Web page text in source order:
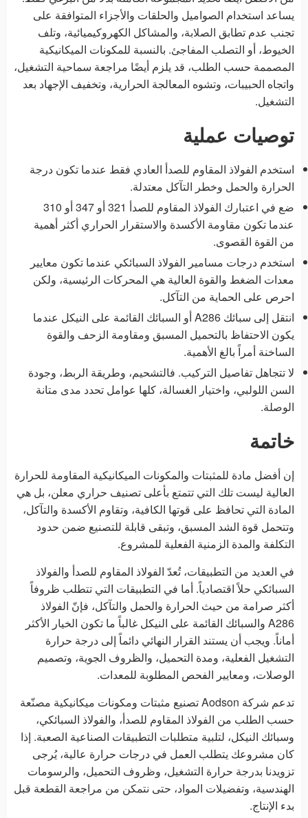
يساعد استخدام الصواميل والحلقات والأجزاء المتوافقة على
تجنب عدم تطابق الصلابة، والمشاكل الكهروكيميائية، وتلف
الخيوط، أو التصلب المفاجئ. بالنسبة للمكونات الميكانيكية
المصممة حسب الطلب، قد يلزم أيضًا مراجعة سماحية التشغيل،
واتجاه الحبيبات، وتشوه المعالجة الحرارية، وتخفيف الإجهاد بعد
التشغيل.
توصيات عملية
استخدم الفولاذ المقاوم للصدأ العادي فقط عندما تكون درجة
الحرارة والحمل وخطر التآكل معتدلة.
ضع في اعتبارك الفولاذ المقاوم للصدأ 321 أو 347 أو 310
عندما تكون مقاومة الأكسدة والاستقرار الحراري أكثر أهمية
من القوة القصوى.
استخدم درجات مسامير الفولاذ السبائكي عندما تكون معايير
معدات الضغط والقوة العالية هي المحركات الرئيسية، ولكن
احرص على الحماية من التآكل.
انتقل إلى سبائك A286 أو السبائك القائمة على النيكل عندما
يكون الاحتفاظ بالتحميل المسبق ومقاومة الزحف والقوة
الساخنة أمراً بالغ الأهمية.
لا تتجاهل تفاصيل التركيب. فالتشحيم، وطريقة الربط، وجودة
السن اللولبي، واختيار الغسالة، كلها عوامل تحدد مدى متانة
الوصلة.
خاتمة
إن أفضل مادة للمثبتات والمكونات الميكانيكية المقاومة للحرارة
العالية ليست تلك التي تتمتع بأعلى تصنيف حراري معلن، بل هي
المادة التي تحافظ على قوتها الكافية، وتقاوم الأكسدة والتآكل،
وتتحمل قوة الشد المسبق، وتبقى قابلة للتصنيع ضمن حدود
التكلفة والمدة الزمنية الفعلية للمشروع.
في العديد من التطبيقات، تُعدّ الفولاذ المقاوم للصدأ والفولاذ
السبائكي حلاً اقتصادياً. أما في التطبيقات التي تتطلب ظروفاً
أكثر صرامة من حيث الحرارة والحمل والتآكل، فإنّ الفولاذ
A286 والسبائك القائمة على النيكل غالباً ما تكون الخيار الأكثر
أماناً. ويجب أن يستند القرار النهائي دائماً إلى درجة حرارة
التشغيل الفعلية، ومدة التحميل، والظروف الجوية، وتصميم
الوصلات، ومعايير الفحص المطلوبة للمعدات.
تدعم شركة Aodson تصنيع مثبتات ومكونات ميكانيكية مصنّعة
حسب الطلب من الفولاذ المقاوم للصدأ، والفولاذ السبائكي،
وسبائك النيكل، لتلبية متطلبات التطبيقات الصناعية الصعبة. إذا
كان مشروعك يتطلب العمل في درجات حرارة عالية، يُرجى
تزويدنا بدرجة حرارة التشغيل، وظروف التحميل، والرسومات
الهندسية، وتفضيلات المواد، حتى نتمكن من مراجعة القطعة قبل
بدء الإنتاج.